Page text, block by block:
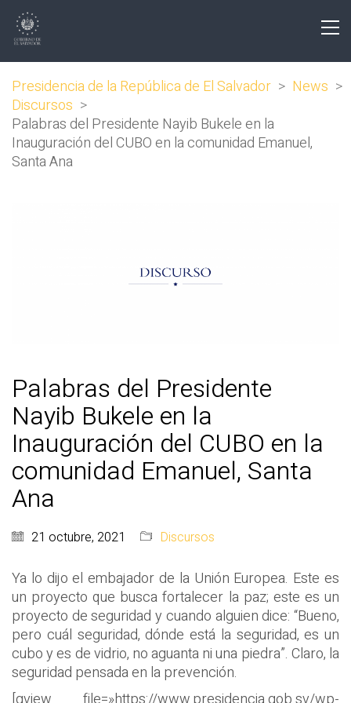
Presidencia de la República de El Salvador > News >
Discursos >
Palabras del Presidente Nayib Bukele en la
Inauguración del CUBO en la comunidad Emanuel,
Santa Ana
Palabras del Presidente
Nayib Bukele en la
Inauguración del CUBO en la
comunidad Emanuel, Santa
Ana
21 octubre, 2021 Discursos
Ya lo dijo el embajador de la Unión Europea. Este es
un proyecto que busca fortalecer la paz; este es un
proyecto de seguridad y cuando alguien dice: “Bueno,
pero cuál seguridad, dónde está la seguridad, es un
cubo y es de vidrio, no aguanta ni una piedra”. Claro, la
seguridad pensada en la prevención.